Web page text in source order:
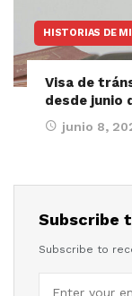
HISTORIAS DE
Visa de
desde junio
junio 8,
Subscribe
Subscribe to